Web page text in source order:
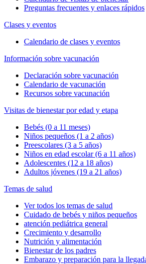
Preguntas frecuentes y enlaces rápidos
Clases y eventos
Calendario de clases y eventos
Información sobre vacunación
Declaración sobre vacunación
Calendario de vacunación
Recursos sobre vacunación
Visitas de bienestar por edad y etapa
Bebés (0 a 11 meses)
Niños pequeños (1 a 2 años)
Preescolares (3 a 5 años)
Niños en edad escolar (6 a 11 años)
Adolescentes (12 a 18 años)
Adultos jóvenes (19 a 21 años)
Temas de salud
Ver todos los temas de salud
Cuidado de bebés y niños pequeños
atención pediátrica general
Crecimiento y desarrollo
Nutrición y alimentación
Bienestar de los padres
Embarazo y preparación para la